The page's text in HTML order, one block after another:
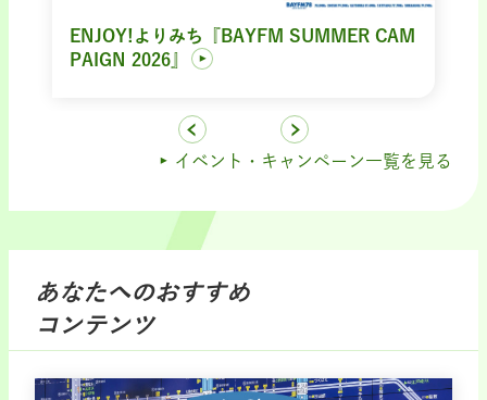
ENJOY!よりみち『BAYFM SUMMER CAM
PAIGN 2026』
イベント・キャンペーン一覧を見る
あなたへのおすすめ
コンテンツ